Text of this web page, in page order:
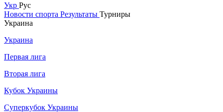
Укр Рус
Новости спорта Результаты Турниры
Украина
Украина
Первая лига
Вторая лига
Кубок Украины
Суперкубок Украины